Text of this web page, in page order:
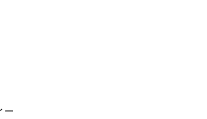
ー